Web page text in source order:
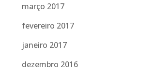
março 2017
fevereiro 2017
janeiro 2017
dezembro 2016